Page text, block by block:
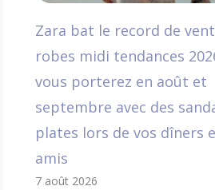
Zara bat le record de
robes midi tendances
vous porterez en août et
septembre avec des
plates lors de vos dîners
amis
7 août 2026